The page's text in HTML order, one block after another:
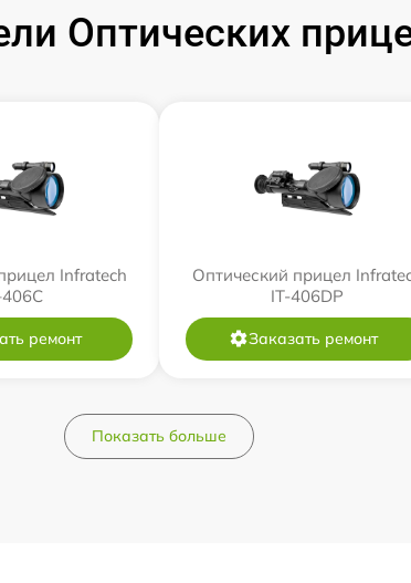
Оптических
Infratech
ремонт
Оптический прицел
IT-406DP
Заказать ремонт
Показать больше